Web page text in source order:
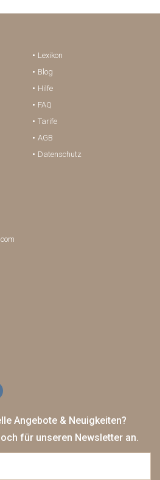
Lexikon
Blog
Hilfe
FAQ
Tarife
AGB
Datenschutz
Angebote & Neuigkeiten?
für unseren Newsletter an.